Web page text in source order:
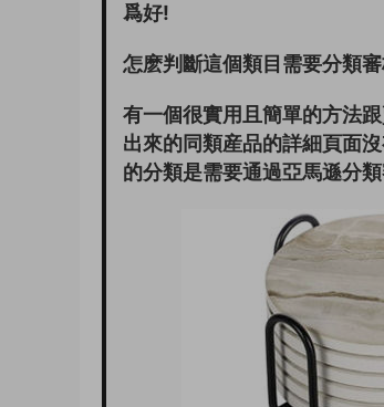
爲好!
怎麽判斷這個類目需要分類
有一個很實用且簡單的方法
出來的同類産品的詳細頁面
的分類是需要通過亞馬遜分